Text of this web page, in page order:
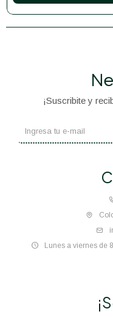
Lunes a viernes de
¡Suscribite y